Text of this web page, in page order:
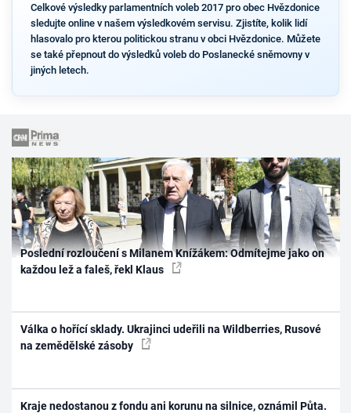
Celkové výsledky parlamentních voleb 2017 pro obec Hvězdonice
sledujte online v našem výsledkovém servisu. Zjistíte, kolik lidí
hlasovalo pro kterou politickou stranu v obci Hvězdonice. Můžete
se také přepnout do výsledků voleb do Poslanecké sněmovny v
jiných letech.
Poslední rozloučení s Milanem Knížákem: Odmítejme jako on
každou lež a faleš, řekl Klaus
Válka o hořící sklady. Ukrajinci udeřili na Wildberries, Rusové
na zemědělské zásoby
Kraje nedostanou z fondu ani korunu na silnice, oznámil Půta.